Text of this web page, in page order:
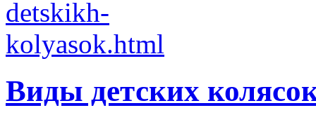
Виды детских